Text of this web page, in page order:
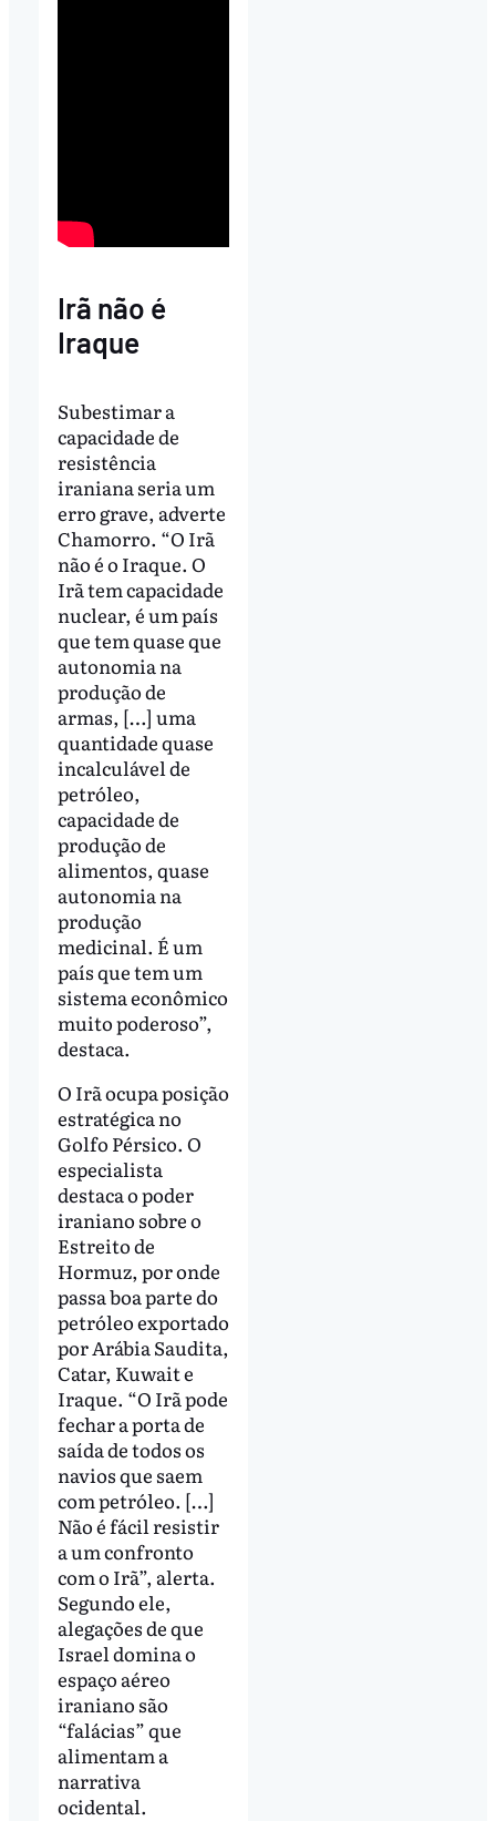
Irã não é
Iraque
Subestimar a
capacidade de
resistência
iraniana seria um
erro grave, adverte
Chamorro. “O Irã
não é o Iraque. O
Irã tem capacidade
nuclear, é um país
que tem quase que
autonomia na
produção de
armas, […] uma
quantidade quase
incalculável de
petróleo,
capacidade de
produção de
alimentos, quase
autonomia na
produção
medicinal. É um
país que tem um
sistema econômico
muito poderoso”,
destaca.
O Irã ocupa posição
estratégica no
Golfo Pérsico. O
especialista
destaca o poder
iraniano sobre o
Estreito de
Hormuz, por onde
passa boa parte do
petróleo exportado
por Arábia Saudita,
Catar, Kuwait e
Iraque. “O Irã pode
fechar a porta de
saída de todos os
navios que saem
com petróleo. […]
Não é fácil resistir
a um confronto
com o Irã”, alerta.
Segundo ele,
alegações de que
Israel domina o
espaço aéreo
iraniano são
“falácias” que
alimentam a
narrativa
ocidental.